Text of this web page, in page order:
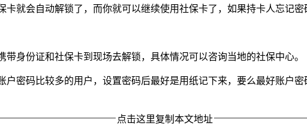
就会自动解锁了，而你就可以继续使用社保卡了，如果持卡人忘记
身份证和社保卡到现场去解锁，具体情况可以咨询当地的社保中心。
密码比较多的用户，设置密码后最好是用纸记下来，要么最好账户
点击这里复制本文地址